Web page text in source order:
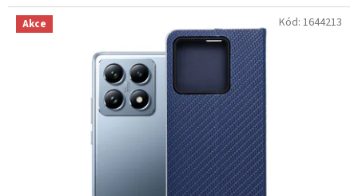
Akce Kód: 1644213